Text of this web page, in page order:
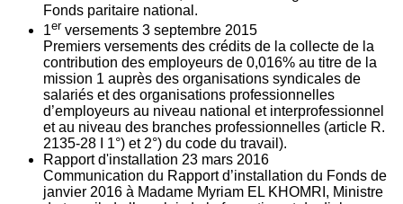
Fonds paritaire national.
1er versements 3 septembre 2015
Premiers versements des crédits de la collecte de la
contribution des employeurs de 0,016% au titre de la
mission 1 auprès des organisations syndicales de
salariés et des organisations professionnelles
d’employeurs au niveau national et interprofessionnel
et au niveau des branches professionnelles (article R.
2135‐28 I 1°) et 2°) du code du travail).
Rapport d'installation 23 mars 2016
Communication du Rapport d’installation du Fonds de
janvier 2016 à Madame Myriam EL KHOMRI, Ministre